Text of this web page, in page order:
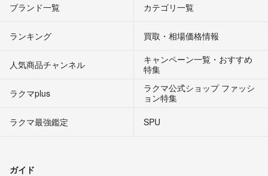
ブランド一覧 カテゴリ一覧
ランキング 買取・相場価格情報
人気商品チャンネル
キャンペーン一覧・おすすめ
特集
ラクマplus
ラクマ公式ショップ ファッシ
ョン特集
ラクマ最強鑑定
SPU
ガイド